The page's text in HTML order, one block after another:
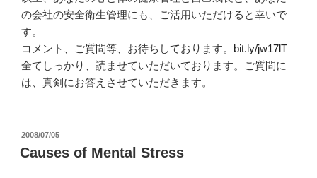
の会社の安全衛生管理にも、ご活用いただけると幸いで
す。
コメント、ご質問等、お待ちしております。 bit.ly/jw17lT
全てしっかり、読ませていただいております。ご質問に
は、真剣にお答えさせていただきます。
投
稿
日:
2008/07/05
Causes of Mental Stress